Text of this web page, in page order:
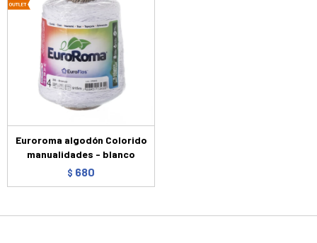
Euroroma algodón Colorido
manualidades - blanco
$ 680